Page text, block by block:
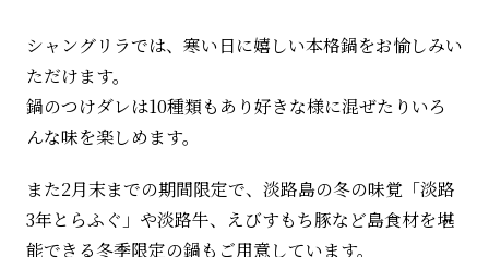
シャングリラでは、寒い日に嬉しい本格鍋をお愉しみい
ただけます。
鍋のつけダレは10種類もあり好きな様に混ぜたりいろ
んな味を楽しめます。
また2月末までの期間限定で、淡路島の冬の味覚「淡路
3年とらふぐ」や淡路牛、えびすもち豚など島食材を堪
能できる冬季限定の鍋もご用意しています。